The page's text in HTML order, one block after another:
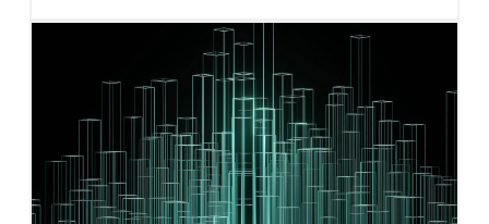
لا توجد منتجات في سلة
المشتريات.
زيارة المتجر